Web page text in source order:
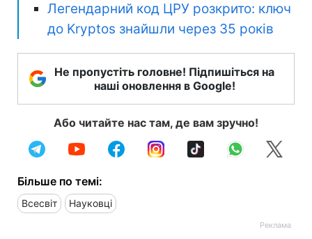
Легендарний код ЦРУ розкрито: ключ
до Kryptos знайшли через 35 років
Не пропустіть головне! Підпишіться на
наші оновлення в Google!
Або читайте нас там, де вам зручно!
Більше по темі:
Всесвіт Науковці